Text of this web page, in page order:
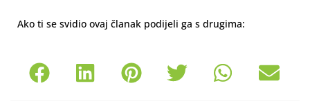
Ako ti se svidio ovaj članak podijeli ga s drugima: